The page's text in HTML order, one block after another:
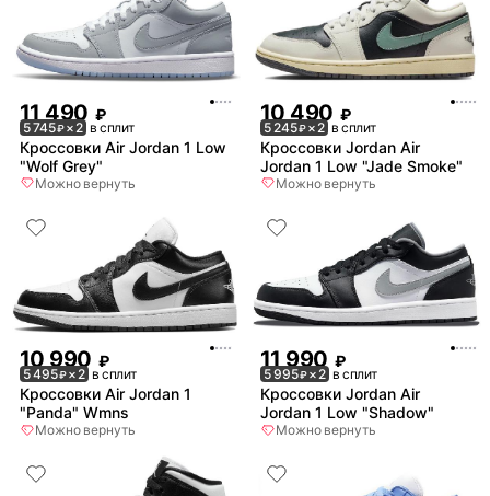
11 490 ₽
5 745₽× 2 в сплит
Кроссовки Air Jordan 1 Low
"Wolf Grey"
Можно вернуть
10 490 ₽
5 245₽× 2 в сплит
Кроссовки Jordan Air
Jordan 1 Low "Jade Smoke"
Можно вернуть
10 990 ₽
5 495₽× 2 в сплит
Кроссовки Air Jordan 1
"Panda" Wmns
Можно вернуть
11 990 ₽
5 995₽× 2 в сплит
Кроссовки Jordan Air
Jordan 1 Low "Shadow"
Можно вернуть